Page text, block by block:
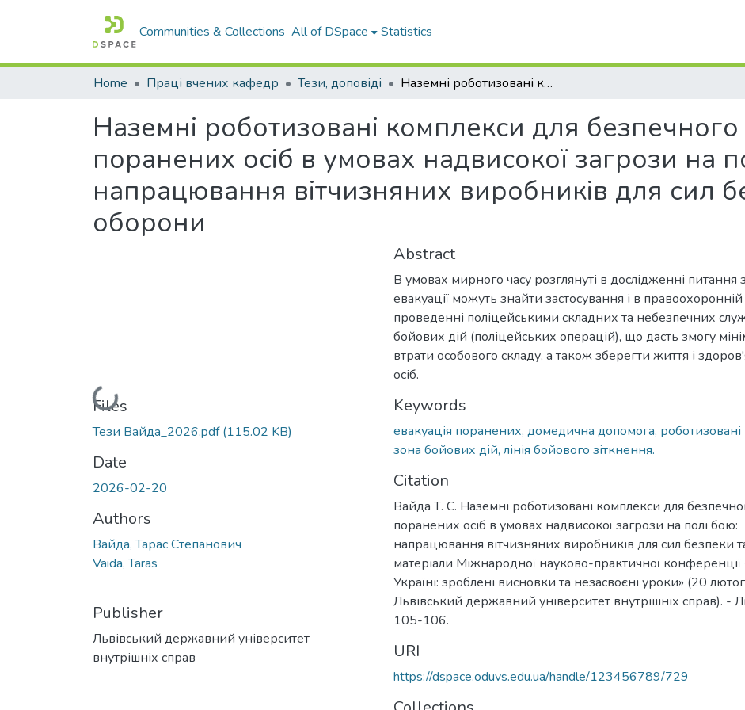
Communities & Collections All of DSpace Statistics
Home Праці вчених кафедр Тези, доповіді Наземні роботизовані комплекси для безпечного порятунку поранених осіб в умовах надвисокої загрози на полі бою: напрацювання вітчизняних виробників для сил безпеки та оборони
Наземні роботизовані комплекси для
поранених осіб в умовах надвисокої загрози на
напрацювання вітчизняних виробників для сил
оборони
Loading...
Files
Тези Вайда_2026.pdf(115.02 KB)
Date
2026-02-20
Authors
Вайда, Тарас Степанович
Vaida, Taras
Publisher
Львівський державний університет
внутрішніх справ
Abstract
В умовах мирного часу розглянуті в дослідженні питання
евакуації можуть знайти застосування і в
проведенні поліцейськими складних та небезпечних
бойових дій (поліцейських операцій), що дасть змогу
втрати особового складу, а також зберегти життя і
осіб.
Keywords
евакуація поранених, домедична допомога, роботизовані
зона бойових дій, лінія бойового зіткнення.
Citation
Вайда Т. С. Наземні роботизовані комплекси для
поранених осіб в умовах надвисокої загрози на полі бою:
напрацювання вітчизняних виробників для сил безпеки
матеріали Міжнародної науково-практичної конференції
Україні: зроблені висновки та незасвоєні уроки» (20
Львівський державний університет внутрішніх справ). -
105-106.
URI
https://dspace.oduvs.edu.ua/handle/123456789/729